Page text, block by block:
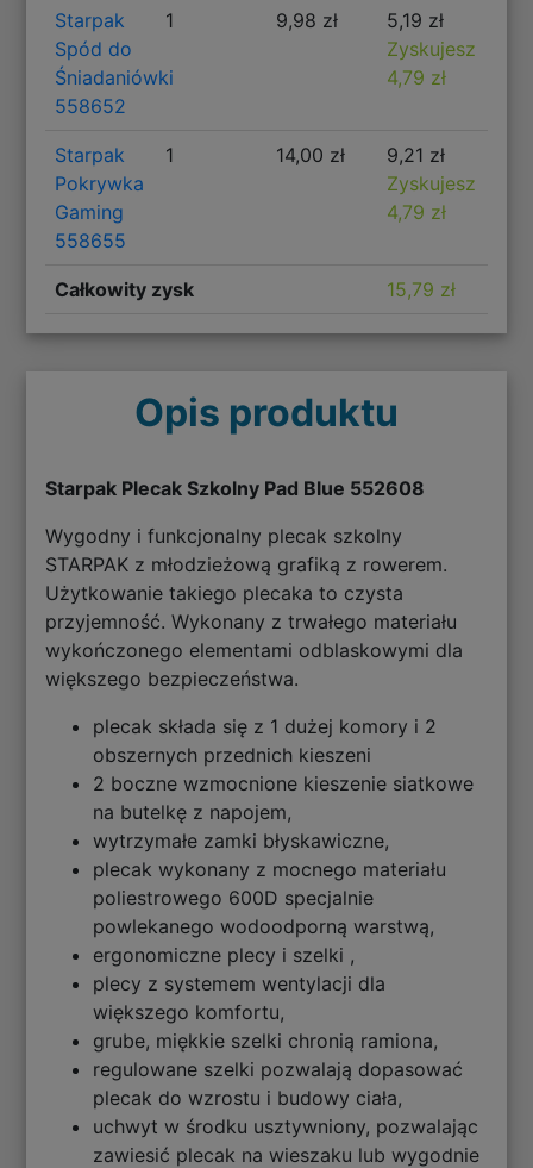
Starpak
Spód do
Śniadaniówki
558652
1 9,98 zł
5,19 zł
Zyskujesz
4,79 zł
Starpak
Pokrywka
Gaming
558655
1 14,00 zł
9,21 zł
Zyskujesz
4,79 zł
Całkowity zysk 15,79 zł
Opis produktu
Starpak Plecak Szkolny Pad Blue 552608
Wygodny i funkcjonalny plecak szkolny
STARPAK z młodzieżową grafiką z rowerem.
Użytkowanie takiego plecaka to czysta
przyjemność. Wykonany z trwałego materiału
wykończonego elementami odblaskowymi dla
większego bezpieczeństwa.
plecak składa się z 1 dużej komory i 2
obszernych przednich kieszeni
2 boczne wzmocnione kieszenie siatkowe
na butelkę z napojem,
wytrzymałe zamki błyskawiczne,
plecak wykonany z mocnego materiału
poliestrowego 600D specjalnie
powlekanego wodoodporną warstwą,
ergonomiczne plecy i szelki ,
plecy z systemem wentylacji dla
większego komfortu,
grube, miękkie szelki chronią ramiona,
regulowane szelki pozwalają dopasować
plecak do wzrostu i budowy ciała,
uchwyt w środku usztywniony, pozwalając
zawiesić plecak na wieszaku lub wygodnie